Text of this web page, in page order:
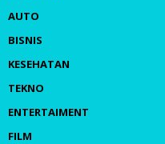
AUTO
BISNIS
KESEHATAN
TEKNO
ENTERTAIMENT
FILM